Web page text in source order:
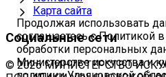
Карта сайта
Социальные сети
© 2026 МИНИСТЕРСТВО
Продолжая использовать
соглашаетесь с Политикой
обработки персональных
Министерстве искусства и